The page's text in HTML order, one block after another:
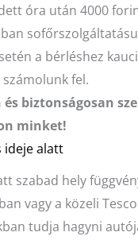
óra után 4000
a bérléshez
fel.
biztonságosan
minket!
ideje alatt
szabad hely
vagy a közeli
tudja hagyni